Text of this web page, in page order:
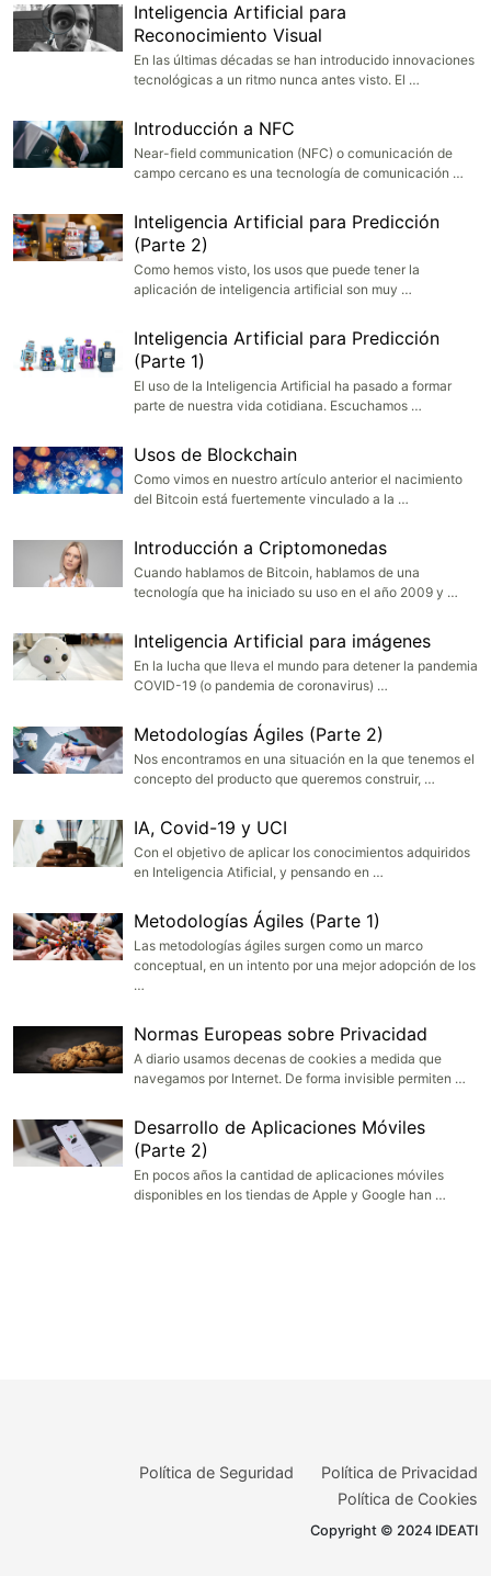
Inteligencia Artificial para
Reconocimiento Visual
En las últimas décadas se han introducido innovaciones
tecnológicas a un ritmo nunca antes visto. El …
Introducción a NFC
Near-field communication (NFC) o comunicación de
campo cercano es una tecnología de comunicación …
Inteligencia Artificial para Predicción
(Parte 2)
Como hemos visto, los usos que puede tener la
aplicación de inteligencia artificial son muy …
Inteligencia Artificial para Predicción
(Parte 1)
El uso de la Inteligencia Artificial ha pasado a formar
parte de nuestra vida cotidiana. Escuchamos …
Usos de Blockchain
Como vimos en nuestro artículo anterior el nacimiento
del Bitcoin está fuertemente vinculado a la …
Introducción a Criptomonedas
Cuando hablamos de Bitcoin, hablamos de una
tecnología que ha iniciado su uso en el año 2009 y …
Inteligencia Artificial para imágenes
En la lucha que lleva el mundo para detener la pandemia
COVID-19 (o pandemia de coronavirus) …
Metodologías Ágiles (Parte 2)
Nos encontramos en una situación en la que tenemos el
concepto del producto que queremos construir, …
IA, Covid-19 y UCI
Con el objetivo de aplicar los conocimientos adquiridos
en Inteligencia Atificial, y pensando en …
Metodologías Ágiles (Parte 1)
Las metodologías ágiles surgen como un marco
conceptual, en un intento por una mejor adopción de los
…
Normas Europeas sobre Privacidad
A diario usamos decenas de cookies a medida que
navegamos por Internet. De forma invisible permiten …
Desarrollo de Aplicaciones Móviles
(Parte 2)
En pocos años la cantidad de aplicaciones móviles
disponibles en los tiendas de Apple y Google han …
Política de Seguridad
Política de Privacidad
Política de Cookies
Copyright © 2024 IDEATI